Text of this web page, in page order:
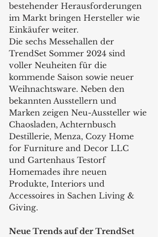
bestehender Herausforderungen
im Markt bringen Hersteller wie
Einkäufer weiter.
Die sechs Messehallen der
TrendSet Sommer 2024 sind
voller Neuheiten für die
kommende Saison sowie neuer
Weihnachtsware. Neben den
bekannten Ausstellern und
Marken zeigen Neu-Aussteller wie
Chaosladen, Achternbusch
Destillerie, Menza, Cozy Home
for Furniture and Decor LLC
und Gartenhaus Testorf
Homemades ihre neuen
Produkte, Interiors und
Accessoires in Sachen Living &
Giving.
Neue Trends auf der TrendSet